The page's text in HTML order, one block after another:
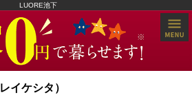
LUORE池下
イケシタ）